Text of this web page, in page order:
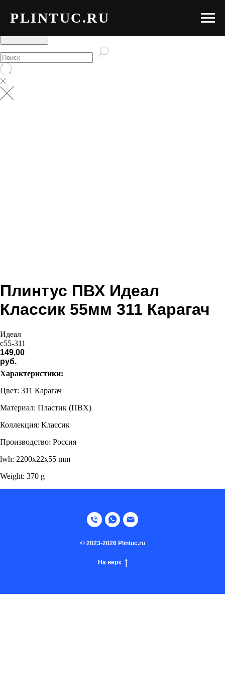
PLINTUC.RU
Плинтус ПВХ Идеал
Классик 55мм 311 Карагач
Идеал
c55-311
149,00
руб.
Характеристики:
Цвет: 311 Карагач
Материал: Пластик (ПВХ)
Коллекция: Классик
Производство: Россия
lwh: 2200x22x55 mm
Weight: 370 g
© 2023-2026 Plintuc.ru
На верх